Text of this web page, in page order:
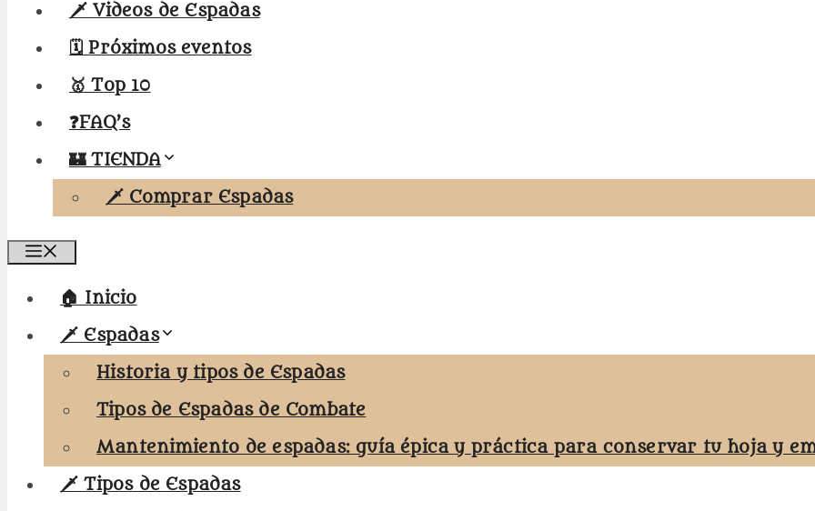
🗡️ Videos de Espadas
🗓️ Próximos eventos
🥇 Top 10
❓FAQ’s
🏰 TIENDA
🗡️ Comprar Espadas
🏠 Inicio
🗡️ Espadas
Historia y tipos de Espadas
Tipos de Espadas de Combate
Mantenimiento de espadas: guía épica y práctica para conservar tu hoja y
🗡️ Tipos de Espadas